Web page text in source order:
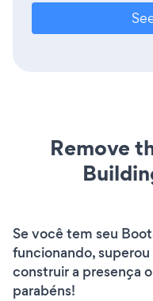
Remove
Se você tem seu
funcionando,
construir a presença
parabéns!